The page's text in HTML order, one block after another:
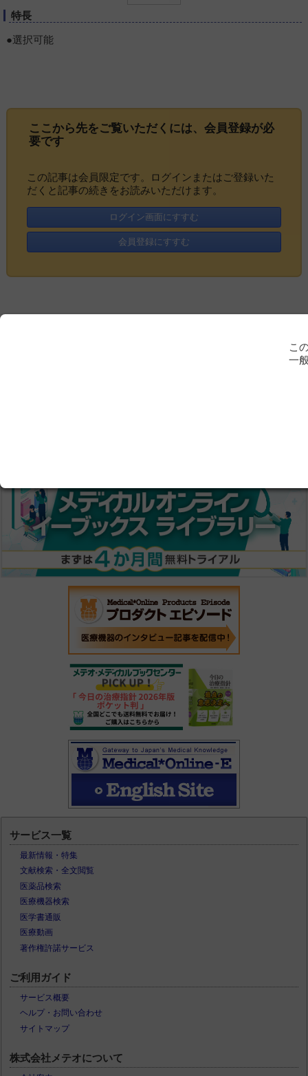
特長
●選択可能
ここから先をご覧いただくには、 会員登録が必
要です
この記事は会員限定です。ログインまたはご登録いた
だくと記事の続きをお読みいただけます。
ログイン画面にすすむ
会員登録にすすむ
サービス一覧
最新情報・特集
文献検索・全文閲覧
医薬品検索
医療機器検索
医学書通販
医療動画
著作権許諾サービス
ご利用ガイド
サービス概要
ヘルプ・お問い合わせ
サイトマップ
株式会社メテオについて
こ
一